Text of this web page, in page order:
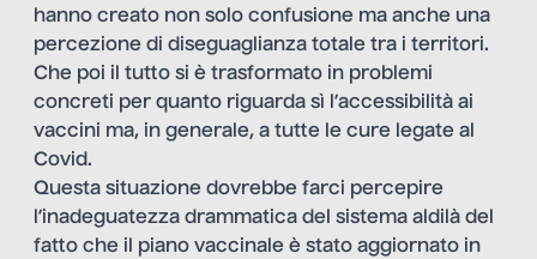
hanno creato non solo confusione ma anche una
percezione di diseguaglianza totale tra i territori.
Che poi il tutto si è trasformato in problemi
concreti per quanto riguarda sì l’accessibilità ai
vaccini ma, in generale, a tutte le cure legate al
Covid.
Questa situazione dovrebbe farci percepire
l’inadeguatezza drammatica del sistema aldilà del
fatto che il piano vaccinale è stato aggiornato in